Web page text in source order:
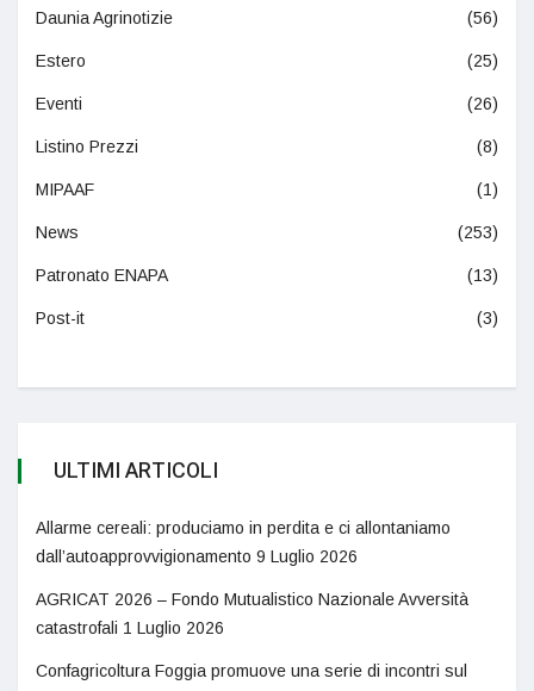
Daunia Agrinotizie (56)
Estero (25)
Eventi (26)
Listino Prezzi (8)
MIPAAF (1)
News (253)
Patronato ENAPA (13)
Post-it (3)
ULTIMI ARTICOLI
Allarme cereali: produciamo in perdita e ci allontaniamo
dall’autoapprovvigionamento 9 Luglio 2026
AGRICAT 2026 – Fondo Mutualistico Nazionale Avversità
catastrofali 1 Luglio 2026
Confagricoltura Foggia promuove una serie di incontri sul